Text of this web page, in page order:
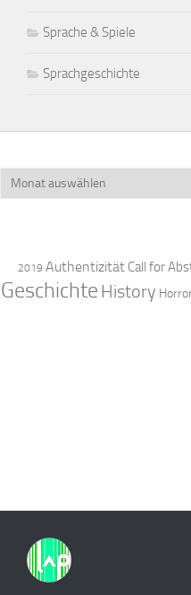
Sprache & Spiele
Sprachgeschichte
Archiv
2019 Authentizität Call for
Geschichte History